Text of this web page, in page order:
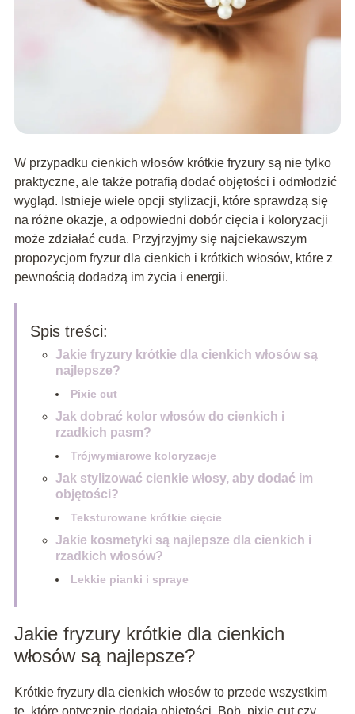
W przypadku cienkich włosów krótkie fryzury są nie tylko
praktyczne, ale także potrafią dodać objętości i odmłodzić
wygląd. Istnieje wiele opcji stylizacji, które sprawdzą się
na różne okazje, a odpowiedni dobór cięcia i koloryzacji
może zdziałać cuda. Przyjrzyjmy się najciekawszym
propozycjom fryzur dla cienkich i krótkich włosów, które z
pewnością dodadzą im życia i energii.
Spis treści:
Jakie fryzury krótkie dla cienkich włosów są
najlepsze?
Pixie cut
Jak dobrać kolor włosów do cienkich i
rzadkich pasm?
Trójwymiarowe koloryzacje
Jak stylizować cienkie włosy, aby dodać im
objętości?
Teksturowane krótkie cięcie
Jakie kosmetyki są najlepsze dla cienkich i
rzadkich włosów?
Lekkie pianki i spraye
Jakie fryzury krótkie dla cienkich
włosów są najlepsze?
Krótkie fryzury dla cienkich włosów to przede wszystkim